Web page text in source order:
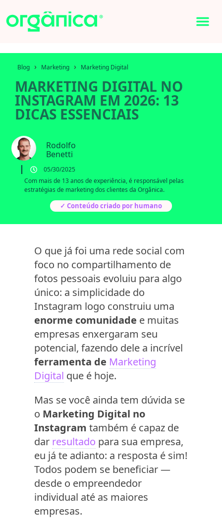
Blog › Marketing › Marketing Digital
MARKETING DIGITAL NO
INSTAGRAM EM 2026: 13
DICAS ESSENCIAIS
Rodolfo
Benetti
05/30/2025
Com mais de 13 anos de experiência, é responsável pelas
estratégias de marketing dos clientes da Orgânica.
✓ Conteúdo criado por humano
O que já foi uma rede social com
foco no compartilhamento de
fotos pessoais evoluiu para algo
único: a simplicidade do
Instagram logo construiu uma
enorme comunidade e muitas
empresas enxergaram seu
potencial, fazendo dele a incrível
ferramenta de Marketing
Digital que é hoje.
Mas se você ainda tem dúvida se
o Marketing Digital no
Instagram também é capaz de
dar resultado para sua empresa,
eu já te adianto: a resposta é sim!
Todos podem se beneficiar —
desde o empreendedor
individual até as maiores
empresas.